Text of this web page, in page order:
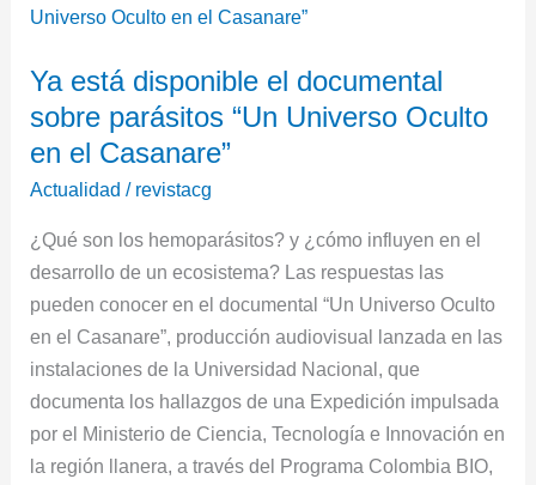
Ya está disponible el documental
sobre parásitos “Un Universo Oculto
en el Casanare”
Actualidad / revistacg
¿Qué son los hemoparásitos? y ¿cómo influyen en el
desarrollo de un ecosistema? Las respuestas las
pueden conocer en el documental “Un Universo Oculto
en el Casanare”, producción audiovisual lanzada en las
instalaciones de la Universidad Nacional, que
documenta los hallazgos de una Expedición impulsada
por el Ministerio de Ciencia, Tecnología e Innovación en
la región llanera, a través del Programa Colombia BIO,
está
el
documental
sobre
parásitos
Universo
Oculto
en
el
Casanare”